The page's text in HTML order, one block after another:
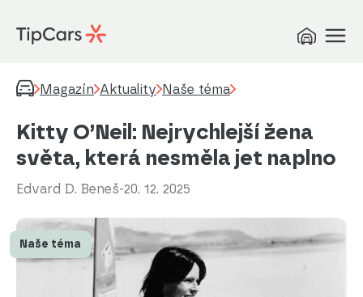
Magazín Aktuality Naše téma
Kitty O’Neil: Nejrychlejší žena
světa, která nesměla jet naplno
Edvard D. Beneš-20. 12. 2025
Naše téma